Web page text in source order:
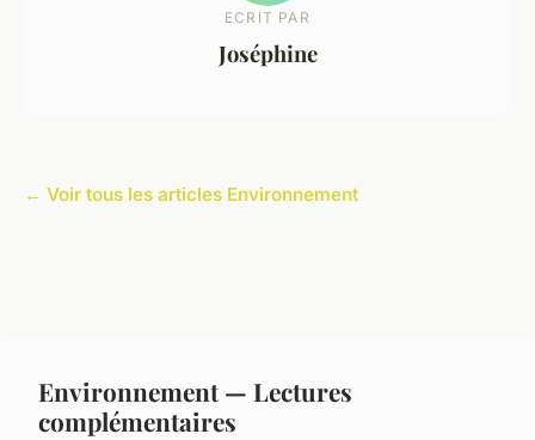
ECRIT PAR
Joséphine
← Voir tous les articles Environnement
Environnement — Lectures
complémentaires